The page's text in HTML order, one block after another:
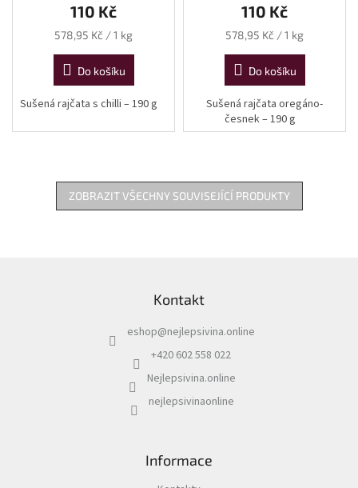
110 Kč
Měrná
578,95 Kč / 1 kg
Do košíku
Sušená rajčata s chilli –⁠ 190 g
110 Kč
Měrná
578,95 Kč / 1 kg
Do košíku
Sušená rajčata oregáno-
česnek –⁠ 190 g
ZOBRAZIT VŠECHNY SOUVISEJÍCÍ PRODUKTY
Kontakt
eshop@nejlepsivina.online
+420 602 558 022
Nejlepsivina.online
nejlepsivinaonline
Informace